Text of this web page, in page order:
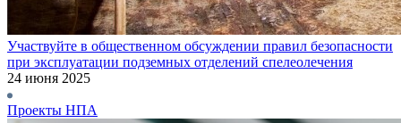
Участвуйте в общественном обсуждении правил безопасности
при эксплуатации подземных отделений спелеолечения
24 июня 2025
Проекты НПА